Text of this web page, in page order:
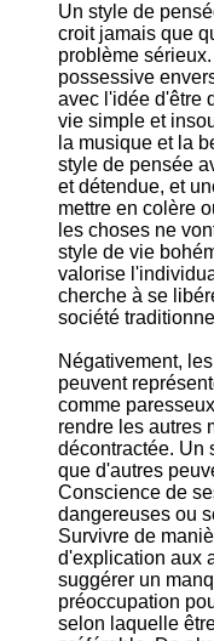
Un style de
croit jamais que
problème
possessive
avec l'idée d'être
vie simple et
la musique et la
style de pensée
et détendue, et
mettre en colère
les choses ne
style de vie
valorise
cherche à se
société
Négativement,
peuvent
comme
rendre les autres
décontractée. Un
que d'autres
Conscience de
dangereuses ou
Survivre de
d'explication aux
suggérer un
préoccupation
selon laquelle